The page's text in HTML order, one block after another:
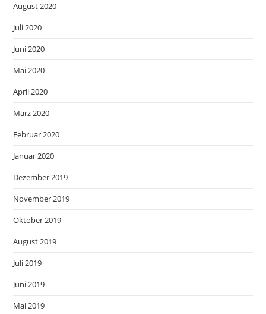
August 2020
Juli 2020
Juni 2020
Mai 2020
April 2020
März 2020
Februar 2020
Januar 2020
Dezember 2019
November 2019
Oktober 2019
August 2019
Juli 2019
Juni 2019
Mai 2019